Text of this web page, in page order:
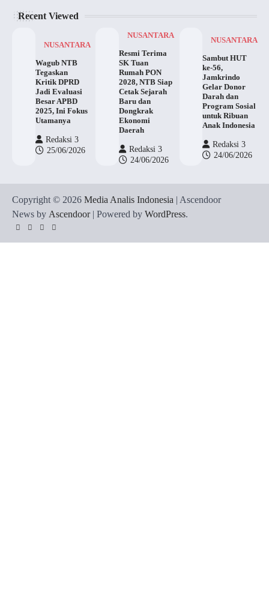
Recent Viewed
NUSANTARA
Wagub NTB
Tegaskan
Kritik DPRD
Jadi Evaluasi
Besar APBD
2025, Ini Fokus
Utamanya
Redaksi 3
25/06/2026
NUSANTARA
Resmi Terima
SK Tuan
Rumah PON
2028, NTB Siap
Cetak Sejarah
Baru dan
Dongkrak
Ekonomi
Daerah
Redaksi 3
24/06/2026
NUSANTARA
Sambut HUT
ke-56,
Jamkrindo
Gelar Donor
Darah dan
Program Sosial
untuk Ribuan
Anak Indonesia
Redaksi 3
24/06/2026
Copyright © 2026 Media Analis Indonesia | Ascendoor
News by Ascendoor| Powered by WordPress.
TwitterInstagram
YouTubeFacebook